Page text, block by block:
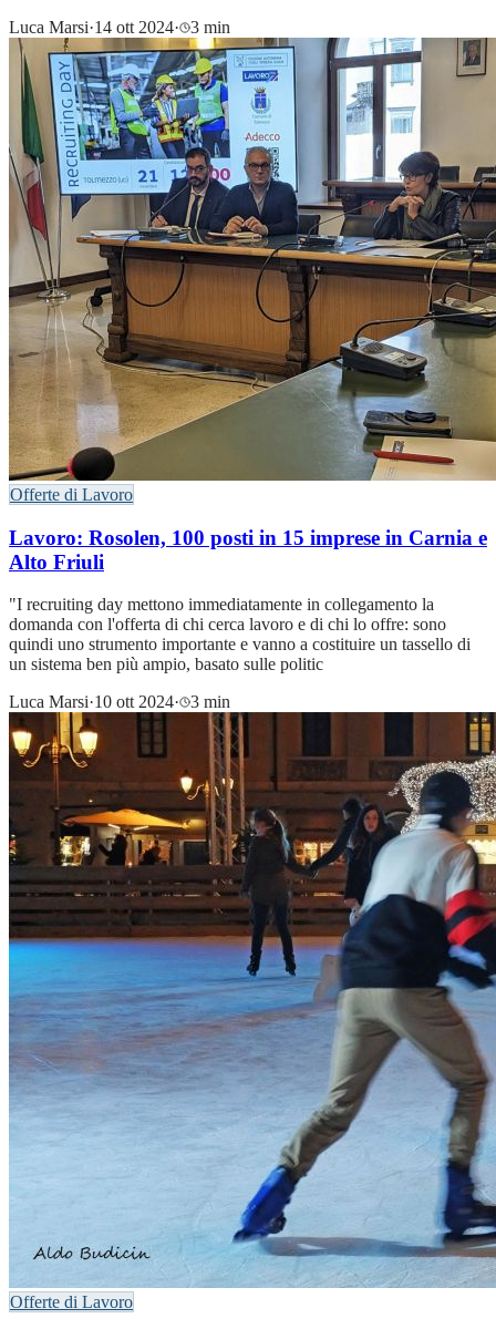
Luca Marsi·14 ott 2024· 3 min
Offerte di Lavoro
Lavoro: Rosolen, 100 posti in 15 imprese in Carnia e
Alto Friuli
"I recruiting day mettono immediatamente in collegamento la
domanda con l'offerta di chi cerca lavoro e di chi lo offre: sono
quindi uno strumento importante e vanno a costituire un tassello di
un sistema ben più ampio, basato sulle politic
Luca Marsi·10 ott 2024· 3 min
Offerte di Lavoro